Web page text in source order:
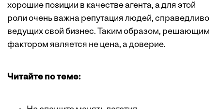
хорошие позиции в качестве агента, а для этой
роли очень важна репутация людей, справедливо
ведущих свой бизнес. Таким образом, решающим
фактором является не цена, а доверие.
Читайте по теме: